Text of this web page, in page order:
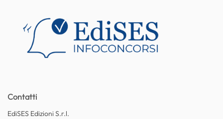
Contatti
EdiSES Edizioni S.r.l.